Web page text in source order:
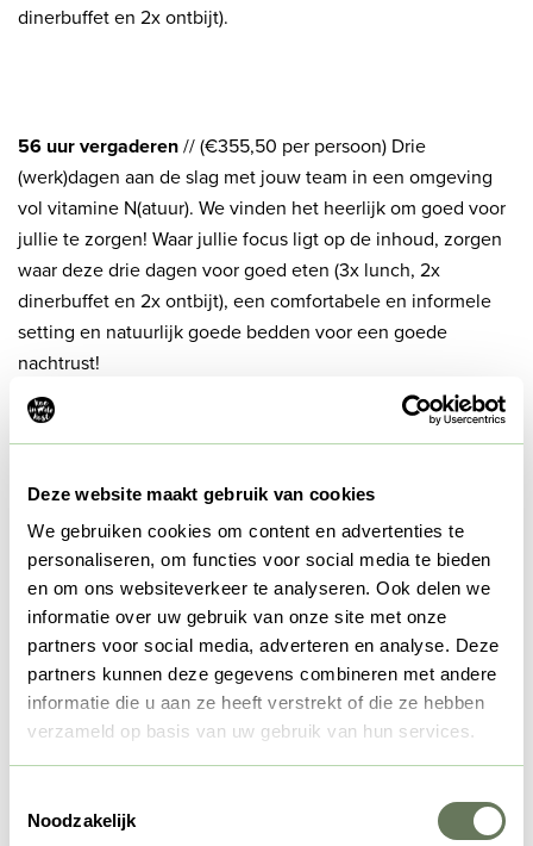
Deze website maakt gebruik van cookies
We gebruiken cookies om content en advertenties te
personaliseren, om functies voor social media te bieden
en om ons websiteverkeer te analyseren. Ook delen we
informatie over uw gebruik van onze site met onze
partners voor social media, adverteren en analyse. Deze
partners kunnen deze gegevens combineren met andere
informatie die u aan ze heeft verstrekt of die ze hebben
verzameld op basis van uw gebruik van hun services.
Noodzakelijk
dinerbuffet en 2x ontbijt).
56 uur vergaderen // (€355,50 per persoon) Drie
(werk)dagen aan de slag met jouw team in een omgeving
vol vitamine N(atuur). We vinden het heerlijk om goed voor
jullie te zorgen! Waar jullie focus ligt op de inhoud, zorgen
waar deze drie dagen voor goed eten (3x lunch, 2x
dinerbuffet en 2x ontbijt), een comfortabele en informele
setting en natuurlijk goede bedden voor een goede
nachtrust!
Specifieke wensen of meer informatie?
Wij hebben een aantal standaard arrangementen
geselecteerd, maar uiteraard is het ook mogelijk om bij ons
een arrangement op maat te boeken.
Ruimtes
geschikt is voor groepen tot 30 personen I 3 Grondulows